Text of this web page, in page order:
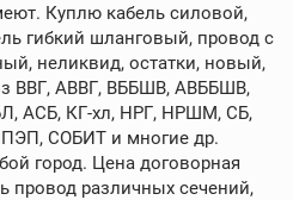
Куплю кабель силовой,
гибкий шланговый, провод с
неликвид, остатки, новый,
ВВГ, АВВГ, ВББШВ, АВББШВ,
АСБ, КГ-хл, НРГ, НРШМ, СБ,
СОБИТ и многие др.
город. Цена договорная
провод различных сечений,